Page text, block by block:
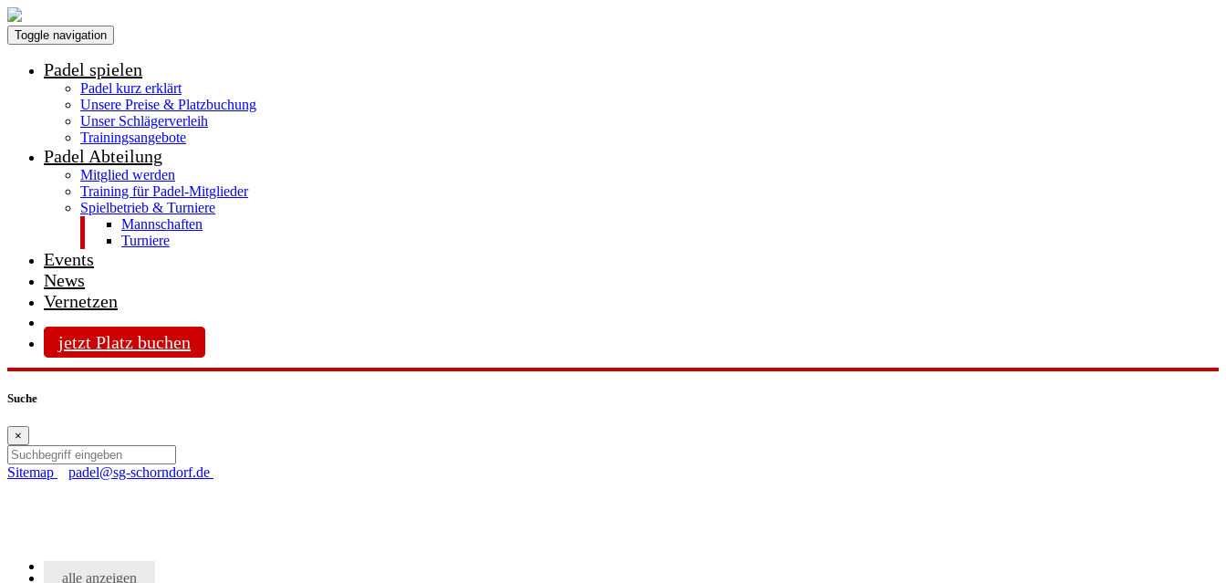
Toggle navigation
Padel spielen
Padel kurz erklärt
Unsere Preise & Platzbuchung
Unser Schlägerverleih
Trainingsangebote
Padel Abteilung
Mitglied werden
Training für Padel-Mitglieder
Spielbetrieb & Turniere
Mannschaften
Turniere
Events
News
Vernetzen
jetzt Platz buchen
Suche
×
Sitemap padel@sg-schorndorf.de
alle anzeigen